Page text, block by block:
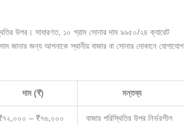
উপর। সাধারণত, ১০ গ্রাম সোনার দাম ৯৯৫০/২৪ ক্যারেট
জন্য আপনাকে স্থানীয় বাজার বা সোনার দোকানে যোগাযোগ
দাম (₹) মন্তব্য
– ₹৭৬,০০০ বাজার পরিস্থিতির উপর নির্ভরশীল